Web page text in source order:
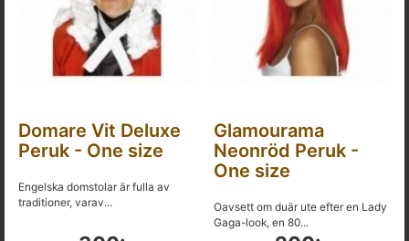
Domare Vit Deluxe
Peruk - One size
Engelska domstolar är fulla av
traditioner, varav...
Glamourama
Neonröd Peruk -
One size
Oavsett om duär ute efter en Lady
Gaga-look, en 80...